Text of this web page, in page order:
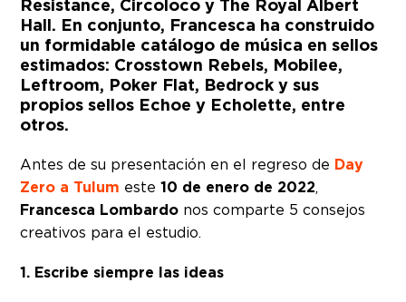
Resistance, Circoloco y The Royal Albert
Hall. En conjunto, Francesca ha construido
un formidable catálogo de música en sellos
estimados: Crosstown Rebels, Mobilee,
Leftroom, Poker Flat, Bedrock y sus
propios sellos Echoe y Echolette, entre
otros.
Antes de su presentación en el regreso de Day
Zero a Tulum este10 de enero de 2022,
Francesca Lombardo nos comparte 5 consejos
creativos para el estudio.
1. Escribe siempre las ideas